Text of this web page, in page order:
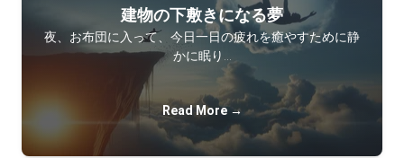
建物の下敷きになる夢
夜、お布団に入って、今日一日の疲れを癒やすために静
かに眠り…
Read More →